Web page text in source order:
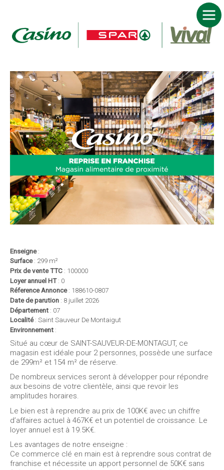
ACCUEIL FRANCHISE CASINO SPAR VIVAL
DEVENIR FRANCHISÉ
ACTUALITÉS
NOUS CONTACTER
Enseigne:
Surface: 299 m²
Prix de vente TTC : 100000
Loyer annuel HT: 0
Réference Annonce: 188610-0807
Date de parution : 8 juillet 2026
Département : 07
Localité: Saint Sauveur De Montaigut
Environnement :
Situé au cœur de SAINT-SAUVEUR-DE-MONTAGUT, ce
magasin est idéale pour 2 personnes, possède une surface
de 299m² et 154 m² de réserve.
De nombreux services seront à développer pour répondre
aux besoins de votre clientèle, ainsi que revoir les
amplitudes horaires.
Le bien est à reprendre au prix de 100K€ avec un chiffre
d’affaires actuel à 467K€ et un potentiel de croissance. Le
loyer annuel est à 19.5K€.
Les avantages de notre enseigne :
Ce commerce clé en main est à reprendre sous contrat de
franchise et nécessite un apport personnel de 50K€ sans